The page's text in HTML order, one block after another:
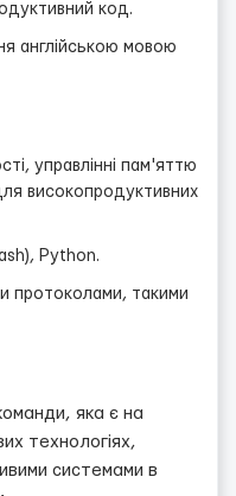
код.
англійською мовою
управлінні пам'яттю
високопродуктивних
Python.
протоколами, такими
яка є на
технологіях,
системами в